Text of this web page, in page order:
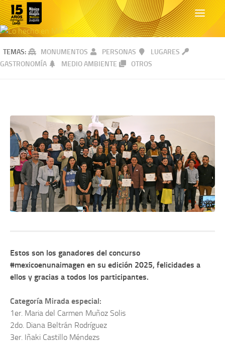
TEMAS: MONUMENTOS PERSONAS
LUGARES
GASTRONOMÍA
MEDIO AMBIENTE OTROS
Estos son los ganadores del concurso
#mexicoenunaimagen en su edición 2025, felicidades a
ellos y gracias a todos los participantes.
Categoría Mirada especial:
1er. Maria del Carmen Muñoz Solis
2do. Diana Beltrán Rodríguez
3er. Iñaki Castillo Méndezs